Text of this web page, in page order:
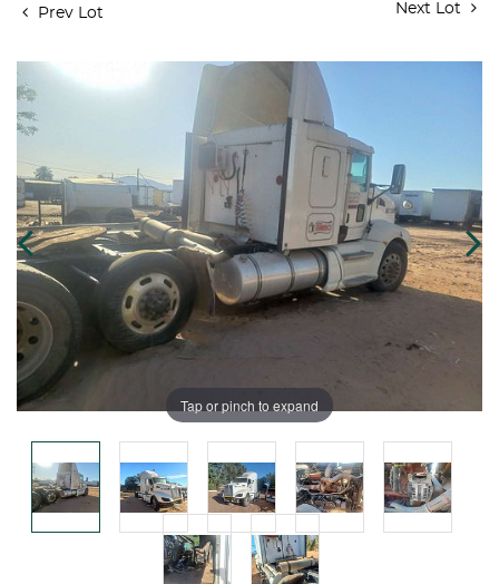
Prev Lot Next Lot
Tap or pinch to expand